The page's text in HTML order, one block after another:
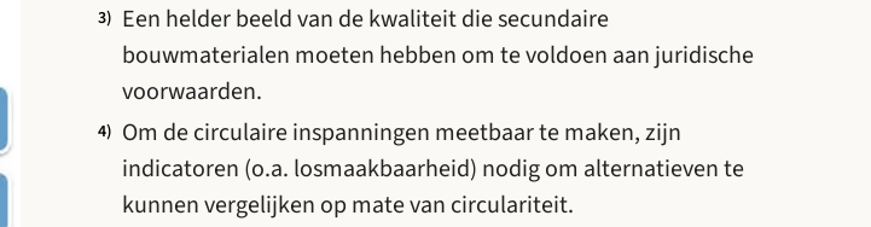
Een helder beeld van de kwaliteit die secundaire
bouwmaterialen moeten hebben om te voldoen aan juridische
voorwaarden.
Om de circulaire inspanningen meetbaar te maken, zijn
indicatoren (o.a. losmaakbaarheid) nodig om alternatieven te
kunnen vergelijken op mate van circulariteit.